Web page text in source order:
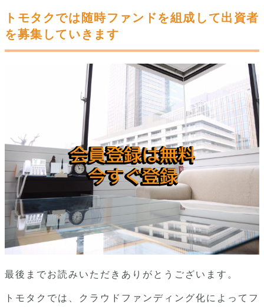
トモタクでは随時ファンドを組成して出資者
を募集していきます
最後までお読みいただきありがとうございます。
トモタクでは、クラウドファンディング化によってフ